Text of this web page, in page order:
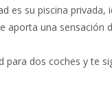
es su piscina
una sensación
para dos coches y te